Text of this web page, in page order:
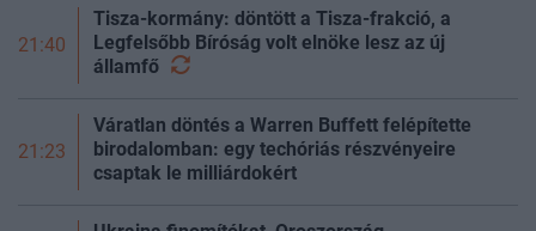
21:40
Tisza-kormány: döntött a Tisza-frakció, a
Legfelsőbb Bíróság volt elnöke lesz az új
államfő
21:23
Váratlan döntés a Warren Buffett felépítette
birodalomban: egy techóriás részvényeire
csaptak le milliárdokért